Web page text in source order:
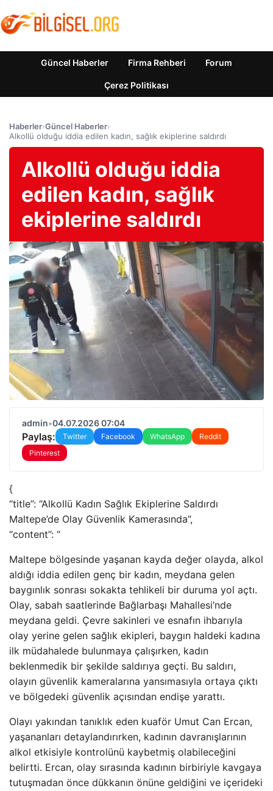
Güncel Haberler Firma Rehberi Forum
Çerez Politikası
Haberler›Güncel Haberler›
Alkollü olduğu iddia edilen kadın, sağlık ekiplerine saldırdı
Alkollü olduğu iddia
edilen kadın, sağlık
ekiplerine saldırdı
admin•04.07.2026 07:04
Paylaş: Twitter Facebook WhatsApp
Reddit
Pinterest
{
“title”: “Alkollü Kadın Sağlık Ekiplerine Saldırdı
Maltepe’de Olay Güvenlik Kamerasında”,
“content”: “
Maltepe bölgesinde yaşanan kayda değer olayda, alkol
aldığı iddia edilen genç bir kadın, meydana gelen
baygınlık sonrası sokakta tehlikeli bir duruma yol açtı.
Olay, sabah saatlerinde Bağlarbaşı Mahallesi’nde
meydana geldi. Çevre sakinleri ve esnafın ihbarıyla
olay yerine gelen sağlık ekipleri, baygın haldeki kadına
ilk müdahalede bulunmaya çalışırken, kadın
beklenmedik bir şekilde saldırıya geçti. Bu saldırı,
olayın güvenlik kameralarına yansımasıyla ortaya çıktı
ve bölgedeki güvenlik açısından endişe yarattı.
Olayı yakından tanıklık eden kuaför Umut Can Ercan,
yaşananları detaylandırırken, kadının davranışlarının
alkol etkisiyle kontrolünü kaybetmiş olabileceğini
belirtti. Ercan, olay sırasında kadının birbiriyle kavgaya
tutuşmadan önce dükkanın önüne geldiğini ve içerideki